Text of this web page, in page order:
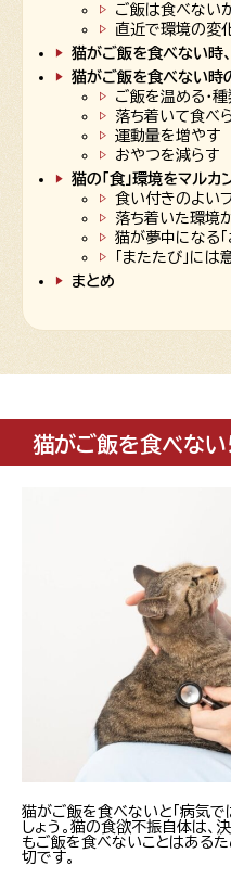
ご飯は食べない
直近で環境の変
猫がご飯を食べない時
猫がご飯を食べない時
ご飯を温める・
落ち着いて食べ
運動量を増やす
おやつを減らす
猫の「食」環境をマルカ
食い付きのよい
落ち着いた環境
猫が夢中になる「
「またたび」に
まとめ
猫がご飯を食べな
猫がご飯を食べないと「病気
しょう。猫の食欲不振自体は、
もご飯を食べないことはある
切です。